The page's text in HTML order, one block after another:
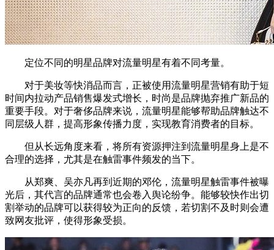
定位不同的明星品牌对流量明星有着不同考量。
对于美妆等快消品而言，正被使用流量明星营销有助于短
时间内拉动产品销售爆发式增长，时尚是品牌抛弃推广新品的
重要手段。对于奢侈品牌来说，流量明星能够帮助品牌触达不
同层级人群，提高形象传播力度，实现教育消费者的目标。
但从长远角度来看，将所有资源押注到流量明星身上是不
合理的选择，尤其是在触雷事件频发的当下。
从郑爽、吴亦凡再到近期的邓伦，流量明星触雷事件被曝
光后，其代言的品牌通常也会卷入舆论纷争。能够较快作出切
割举动的品牌可以获得较为正向的反馈，若切割不及时则会遭
致网友批评，使得形象受损。